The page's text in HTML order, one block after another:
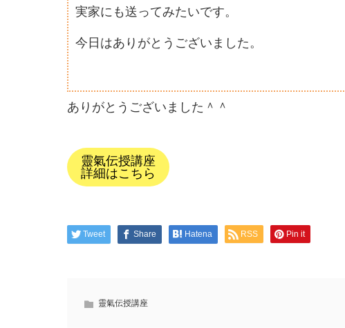
実家にも送ってみたいです。
今日はありがとうございました。
ありがとうございました＾＾
靈氣伝授講座
詳細はこちら
Tweet Share Hatena RSS Pin it
靈氣伝授講座